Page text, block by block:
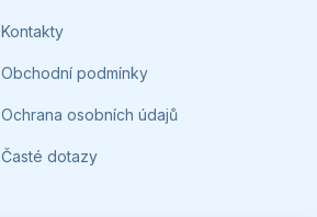
Kontakty
Obchodní podmínky
Ochrana osobních údajů
Časté dotazy